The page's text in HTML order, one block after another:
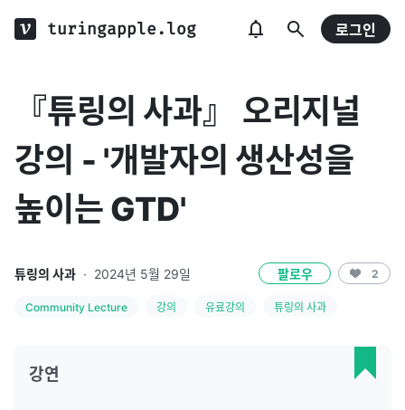
turingapple.log 로그인
『튜링의 사과』 오리지널
강의 - '개발자의 생산성을
높이는 GTD'
튜링의 사과 · 2024년 5월 29일 팔로우 2
Community Lecture 강의 유료강의 튜링의 사과
강연